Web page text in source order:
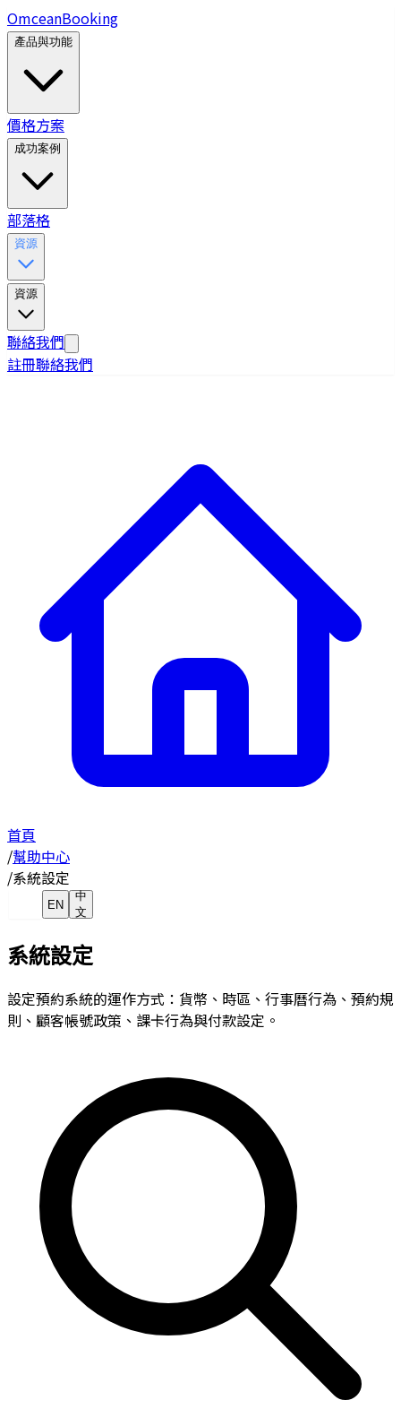
OmceanBooking
產品與功能
價格方案
成功案例
部落格
資源
資源
聯絡我們
註冊聯絡我們
首頁
/幫助中心
/系統設定
EN
中
文
系統設定
設定預約系統的運作方式：貨幣、時區、行事曆行為、預約規
則、顧客帳號政策、課卡行為與付款設定。